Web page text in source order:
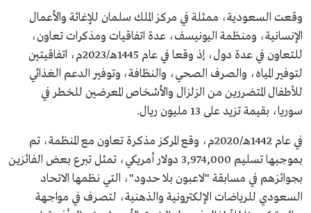
وقعت السعودية، ممثلة في مركز الملك سلمان للإغاثة والأعمال
الإنسانية، ومنظمة اليونيسف، عدة اتفاقيات ومذكرات تعاون،
للتعاون في عدة دول، إذ وقعا في عام 1445هـ/2023م، اتفاقيتين
لتوفير المياه، والصرف الصحي، والنظافة، وتوفير الدعم الغذائي
للأطفال المتضررين من الزلزال والأشخاص المعرضين للخطر في
سوريا، بقيمة تزيد على 13 مليون ريال.
في عام 1442هـ/2020م، وقع المركز مذكرة تعاون مع المنظمة، تم
بموجبها تسليم 3,974,000 دولار أمريكي، تمثل تبرع بعض الفائزين
بجوائزهم في مسابقة "لاعبون بلا حدود"، التي نظمها الاتحاد
السعودي للرياضات الإلكترونية والذهنية، لتصرف في مواجهة